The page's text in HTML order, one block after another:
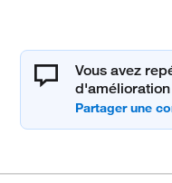
Vous avez
d'amélioration